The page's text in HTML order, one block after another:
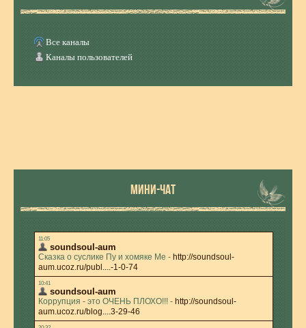
Все каналы
Каналы пользователей
МИНИ-ЧАТ